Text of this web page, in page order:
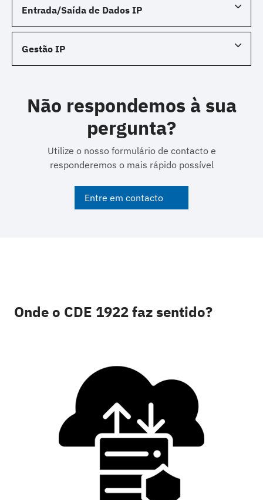
Entrada/Saída de Dados IP
Gestão IP
Não respondemos à sua
pergunta?
Utilize o nosso formulário de contacto e
responderemos o mais rápido possível
Entre em contacto
Onde o CDE 1922 faz sentido?